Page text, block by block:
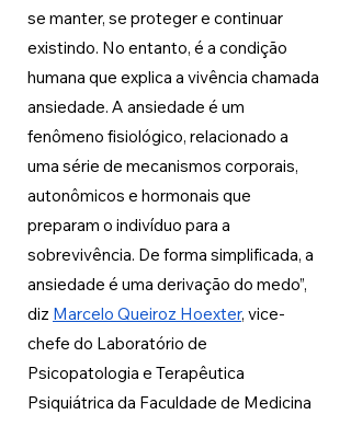
se manter, se proteger e continuar
existindo. No entanto, é a condição
humana que explica a vivência chamada
ansiedade. A ansiedade é um
fenômeno fisiológico, relacionado a
uma série de mecanismos corporais,
autonômicos e hormonais que
preparam o indivíduo para a
sobrevivência. De forma simplificada, a
ansiedade é uma derivação do medo”,
diz Marcelo Queiroz Hoexter, vice-
chefe do Laboratório de
Psicopatologia e Terapêutica
Psiquiátrica da Faculdade de Medicina